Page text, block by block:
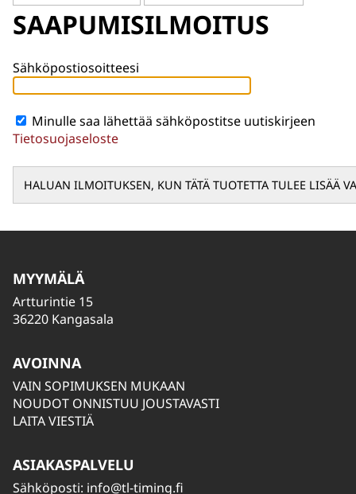
SAAPUMISILMOITUS
Sähköpostiosoitteesi
Minulle saa lähettää sähköpostitse uutiskirjeen
Tietosuojaseloste
MYYMÄLÄ
Artturintie 15
36220 Kangasala
AVOINNA
VAIN SOPIMUKSEN MUKAAN
NOUDOT ONNISTUU JOUSTAVASTI
LAITA VIESTIÄ
ASIAKASPALVELU
Sähköposti: info@tl-timing.fi